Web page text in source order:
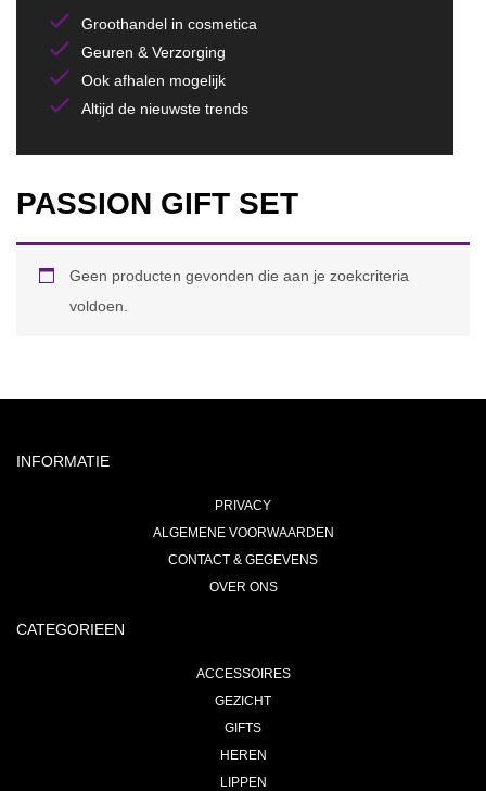
Groothandel in cosmetica
Geuren & Verzorging
Ook afhalen mogelijk
Altijd de nieuwste trends
PASSION GIFT SET
Geen producten gevonden die aan je zoekcriteria
voldoen.
INFORMATIE
PRIVACY
ALGEMENE VOORWAARDEN
CONTACT & GEGEVENS
OVER ONS
CATEGORIEEN
ACCESSOIRES
GEZICHT
GIFTS
HEREN
LIPPEN